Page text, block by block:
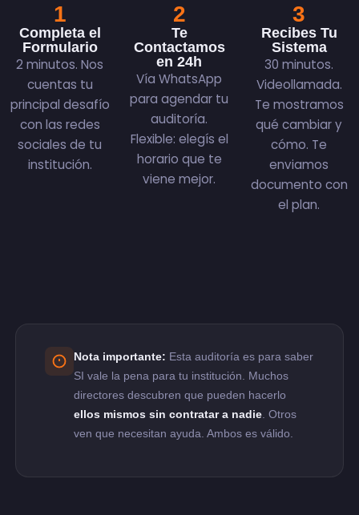
1
Completa el
Formulario
2 minutos. Nos
cuentas tu
principal desafío
con las redes
sociales de tu
institución.
2
Te
Contactamos
en 24h
Vía WhatsApp
para agendar tu
auditoría.
Flexible: elegís el
horario que te
viene mejor.
3
Recibes Tu
Sistema
30 minutos.
Videollamada.
Te mostramos
qué cambiar y
cómo. Te
enviamos
documento con
el plan.
Nota importante: Esta auditoría es para saber
SI vale la pena para tu institución. Muchos
directores descubren que pueden hacerlo
ellos mismos sin contratar a nadie. Otros
ven que necesitan ayuda. Ambos es válido.